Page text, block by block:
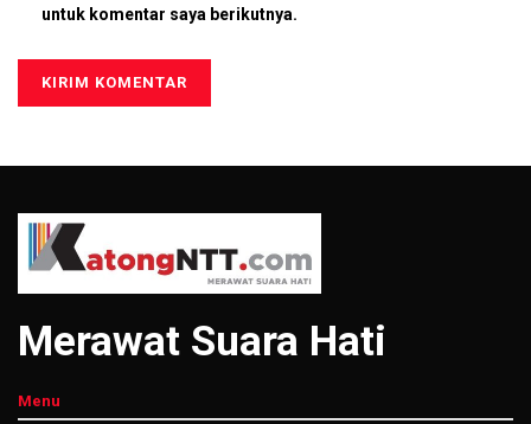
untuk komentar saya berikutnya.
Merawat Suara Hati
Menu